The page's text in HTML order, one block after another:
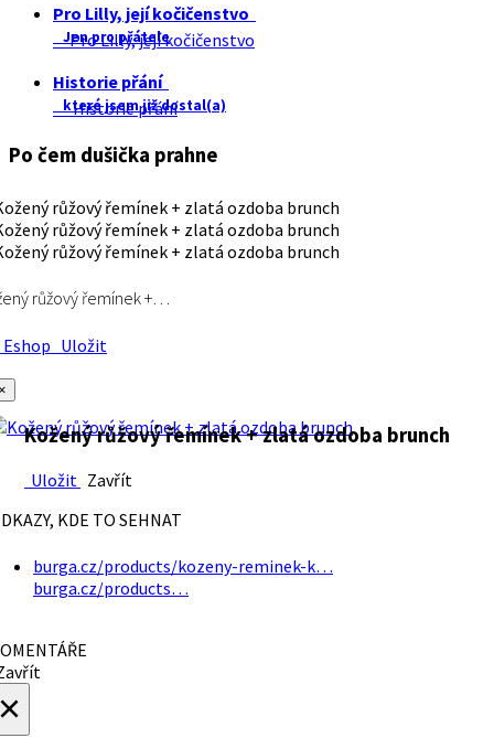
Pro Lilly, její kočičenstvo
Jen pro přátele
Pro Lilly, její kočičenstvo
Historie přání
které jsem již dostal(a)
Historie přání
Po čem dušička prahne
růžový řemínek +…
Uložit
Kožený růžový řemínek + zlatá ozdoba brunch
Uložit Zavřít
KDE TO SEHNAT
burga.cz/products/kozeny-reminek-k…
burga.cz/products…